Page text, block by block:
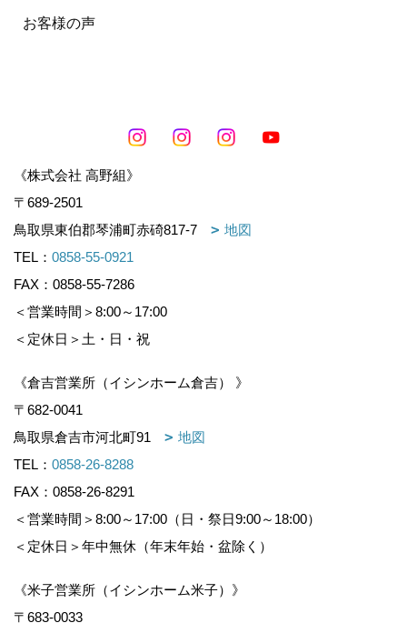
お客様の声
《株式会社 高野組》
〒689-2501
鳥取県東伯郡琴浦町赤碕817-7
地図
TEL： 0858-55-0921
FAX：0858-55-7286
＜営業時間＞8:00～17:00
＜定休日＞土・日・祝
《倉吉営業所（イシンホーム倉吉） 》
〒682-0041
鳥取県倉吉市河北町91
地図
TEL： 0858-26-8288
FAX：0858-26-8291
＜営業時間＞8:00～17:00（日・祭日9:00～18:00）
＜定休日＞年中無休（年末年始・盆除く）
《米子営業所（イシンホーム米子）》
〒683-0033